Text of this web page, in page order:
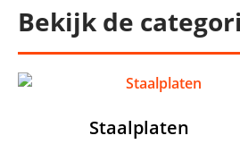
Bekijk de
Staalplaten